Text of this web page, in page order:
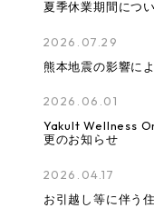
夏季休業期間につ
2026.07.29
熊本地震の影響に
2026.06.01
Yakult Wellness
更のお知らせ
2026.04.17
お引越し等に伴う